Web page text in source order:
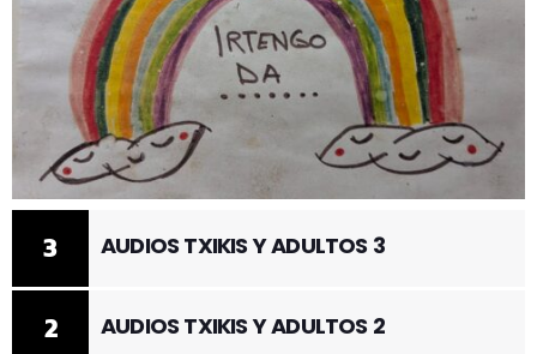
2 AUDIOS TXIKIS Y ADULTOS 2
3 AUDIOS TXIKIS Y ADULTOS 3